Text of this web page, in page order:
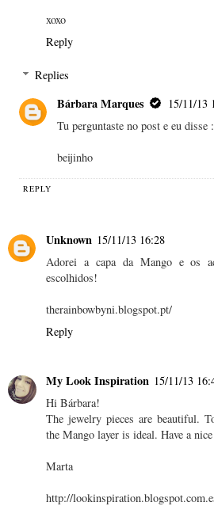
xoxo
Reply
Replies
Bárbara Marques
15/11/13
Tu perguntaste no post e eu
beijinho
REPLY
Unknown 15/11/13 16:28
Adorei a capa da Mango e os
escolhidos!
therainbowbyni.blogspot.pt/
Reply
My Look Inspiration 15/11/13
Hi Bárbara!
The jewelry pieces are beautiful.
the Mango layer is ideal. Have a
Marta
http://